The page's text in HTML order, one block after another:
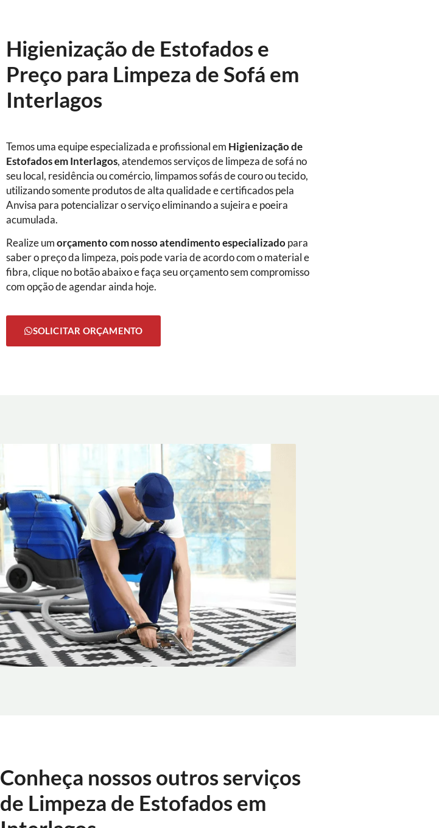
Higienização de Estofados e
Preço para Limpeza de Sofá em
Interlagos
Temos uma equipe especializada e profissional em Higienização de
Estofadosem Interlagos, atendemos serviços de limpeza de sofá no
seu local, residência ou comércio, limpamos sofás de couro ou tecido,
utilizando somente produtos de alta qualidade e certificados pela
Anvisa para potencializar o serviço eliminando a sujeira e poeira
acumulada.
Realize umorçamento com nosso atendimento especializado para
saber o preço da limpeza, pois pode varia de acordo com o material e
fibra, clique no botão abaixo e faça seu orçamento sem compromisso
com opção de agendar ainda hoje.
SOLICITAR ORÇAMENTO
Conheça nossos outros serviços
de Limpeza de Estofados em